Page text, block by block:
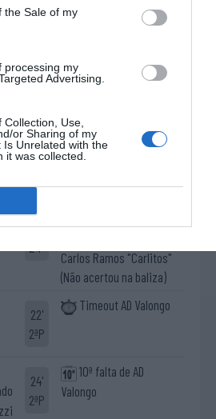
the Sale of my
processing my
Advertising.
Use,
or Sharing of my
Is Unrelated with the
it was collected.
2ªP
2ªP
®
18'
2ªP
Livre direto falhado
João Almeida
19'
2ªP
Carlos Ramos "Carlitos"
(Não acertou na baliza)
22'
2ªP
Timeout AD Valongo
24'
2ªP
10ª falta de AD
Valongo